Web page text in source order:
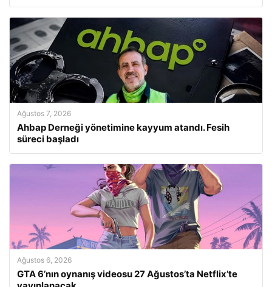
Ağustos 7, 2026
Ahbap Derneği yönetimine kayyum atandı. Fesih
süreci başladı
Ağustos 6, 2026
GTA 6’nın oynanış videosu 27 Ağustos’ta Netflix’te